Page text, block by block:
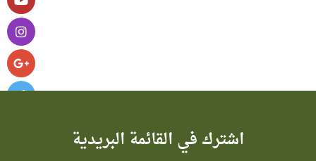
اشترك في القائمة البريدية